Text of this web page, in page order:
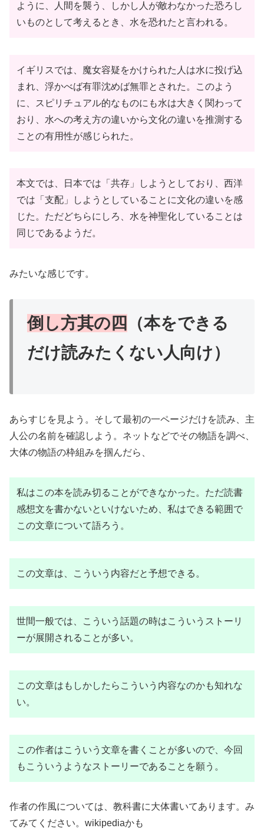
ように、人間を襲う、しかし人が敵わなかった恐ろし
いものとして考えるとき、水を恐れたと言われる。
イギリスでは、魔女容疑をかけられた人は水に投げ込
まれ、浮かべば有罪沈めば無罪とされた。このよう
に、スピリチュアル的なものにも水は大きく関わって
おり、水への考え方の違いから文化の違いを推測する
ことの有用性が感じられた。
本文では、日本では「共存」しようとしており、西洋
では「支配」しようとしていることに文化の違いを感
じた。ただどちらにしろ、水を神聖化していることは
同じであるようだ。
みたいな感じです。
倒し方其の四
（本をできる
だけ読みたくない人向け）
あらすじを見よう。そして最初の一ページだけを読み、主
人公の名前を確認しよう。ネットなどでその物語を調べ、
大体の物語の枠組みを掴んだら、
私はこの本を読み切ることができなかった。ただ読書
感想文を書かないといけないため、私はできる範囲で
この文章について語ろう。
この文章は、こういう内容だと予想できる。
世間一般では、こういう話題の時はこういうストーリ
ーが展開されることが多い。
この文章はもしかしたらこういう内容なのかも知れな
い。
この作者はこういう文章を書くことが多いので、今回
もこういうようなストーリーであることを願う。
作者の作風については、教科書に大体書いてあります。み
てみてください。wikipediaかも